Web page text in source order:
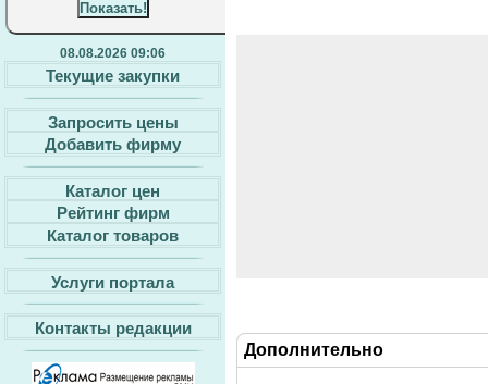
08.08.2026 09:06
Текущие закупки
Запросить цены
Добавить фирму
Каталог цен
Рейтинг фирм
Каталог товаров
Услуги портала
Контакты редакции
Дополнительно